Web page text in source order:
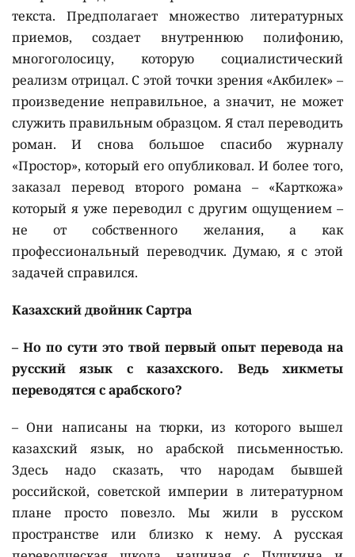
текста. Предполагает множество литературных
приемов, создает внутреннюю полифонию,
многоголосицу, которую социалистический
реализм отрицал. С этой точки зрения «Акбилек» –
произведение неправильное, а значит, не может
служить правильным образцом. Я стал переводить
роман. И снова большое спасибо журналу
«Простор», который его опубликовал. И более того,
заказал перевод второго романа – «Карткожа»
который я уже переводил с другим ощущением –
не от собственного желания, а как
профессиональный переводчик. Думаю, я с этой
задачей справился.
Казахский двойник Сартра
– Но по сути это твой первый опыт перевода на
русский язык с казахского. Ведь хикметы
переводятся с арабского?
– Они написаны на тюрки, из которого вышел
казахский язык, но арабской письменностью.
Здесь надо сказать, что народам бывшей
российской, советской империи в литературном
плане просто повезло. Мы жили в русском
пространстве или близко к нему. А русская